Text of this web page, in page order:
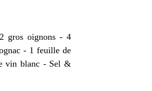
gros oignons - 4
- 1 feuille de
vin blanc - Sel &